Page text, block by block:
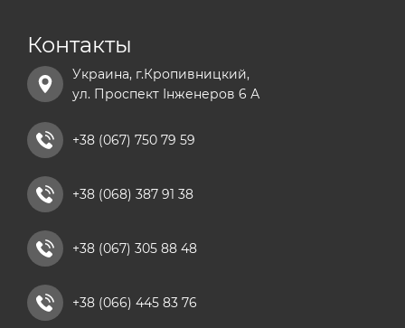
Контакты
Украина, г.Кропивницкий,
ул. Проспект Інженеров 6 А
+38 (067) 750 79 59
+38 (068) 387 91 38
+38 (067) 305 88 48
+38 (066) 445 83 76